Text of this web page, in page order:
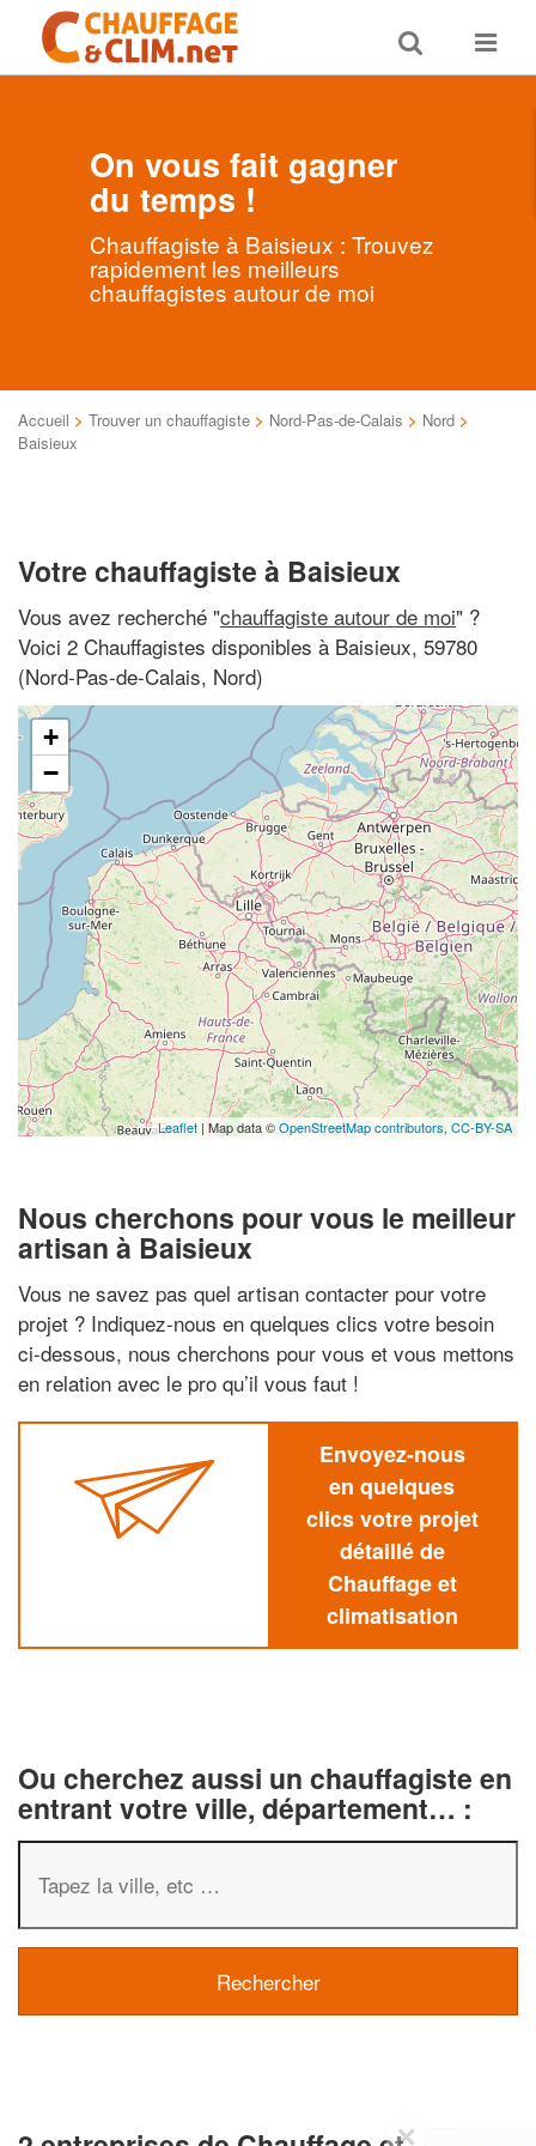
Toggle
search
Toggle
On vous fait gagner
du temps !
Chauffagiste à Baisieux : Trouvez
rapidement les meilleurs
chauffagistes autour de moi
Accueil > Trouver un chauffagiste > Nord-Pas-de-Calais > Nord >
Baisieux
Votre chauffagiste à Baisieux
Vous avez recherché "chauffagiste autour de moi" ?
Voici 2 Chauffagistes disponibles à Baisieux, 59780
(Nord-Pas-de-Calais, Nord)
+
−
Leaflet | Map data ©OpenStreetMap contributors, CC-BY-SA
Nous cherchons pour vous le meilleur
artisan à Baisieux
Vous ne savez pas quel artisan contacter pour votre
projet ? Indiquez-nous en quelques clics votre besoin
ci-dessous, nous cherchons pour vous et vous mettons
en relation avec le pro qu’il vous faut !
Envoyez-nous
en quelques
clics votre projet
détaillé de
Chauffage et
climatisation
Ou cherchez aussi un chauffagiste en
entrant votre ville, département… :
✕